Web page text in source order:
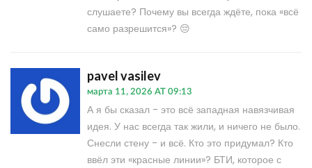
слушаете? Почему вы всегда ждёте, пока «всё
само разрешится»? 😔
pavel vasilev
марта 11, 2026 AT 09:13
А я бы сказал - это всё западная навязчивая
идея. У нас всегда так жили, и ничего не было.
Снесли стену - и всё. Кто это придумал? Кто
ввёл эти «красные линии»? БТИ, которое с